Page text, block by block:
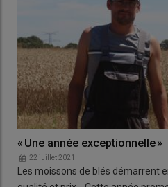
« Une année exceptionnelle »
22 juillet 2021
Les moissons de blés démarrent